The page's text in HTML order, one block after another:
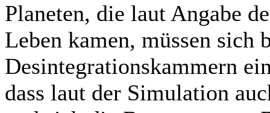
Planeten, die laut Angabe
Leben kamen, müssen sich
Desintegrationskammern
dass laut der Simulation